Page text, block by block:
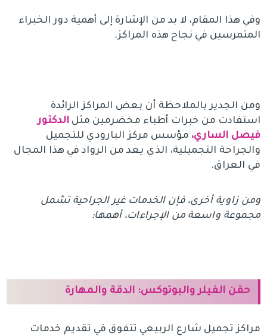
وفي هذا المقام، لا بد من الإشارة إلى أهمية دور الخبراء
المتمرسين في نجاح هذه المراكز.
ومن الجدير بالملاحظة أن بعض المراكز الرائدة
استفادت من خبرات أطباء مخضرمين مثلالدكتور
فيصل الساري، مؤسس مركز البارودي للتجميل
والجراحة التجميلية، الذي يعد من الرواد في هذا المجال
في العراق.
ومن زاوية أخرى، فإن الخدمات غير الجراحية تشمل
مجموعة واسعة من الإجراءات، أهمها:
حقن الفيلر والبوتوكس: الدقة والمهارة
مراكز تجميل شارع الربيعي تتفوق في تقديم خدمات